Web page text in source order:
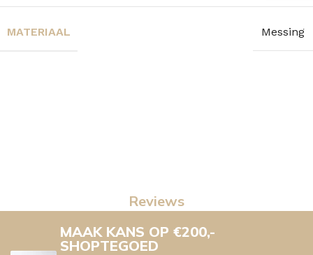
MATERIAAL Messing
Reviews
MAAK KANS OP €200,-
SHOPTEGOED